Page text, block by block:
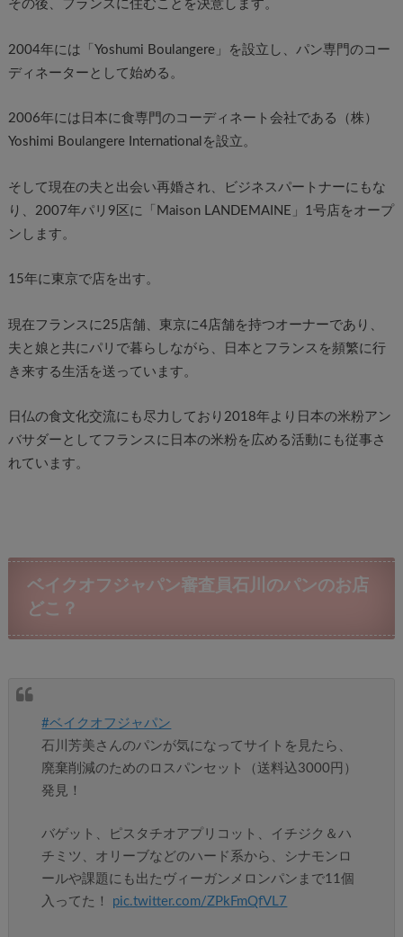
その後、フランスに住むことを決意します。
2004年には「Yoshumi Boulangere」を設立し、パン専門のコー
ディネーターとして始める。
2006年には日本に食専門のコーディネート会社である（株）
Yoshimi Boulangere Internationalを設立。
そして現在の夫と出会い再婚され、ビジネスパートナーにもな
り、2007年パリ9区に「Maison LANDEMAINE」1号店をオープ
ンします。
15年に東京で店を出す。
現在フランスに25店舗、東京に4店舗を持つオーナーであり、
夫と娘と共にパリで暮らしながら、日本とフランスを頻繁に行
き来する生活を送っています。
日仏の食文化交流にも尽力しており2018年より日本の米粉アン
バサダーとしてフランスに日本の米粉を広める活動にも従事さ
れています。
ベイクオフジャパン審査員石川のパンのお店
どこ？
#ベイクオフジャパン
石川芳美さんのパンが気になってサイトを見たら、
廃棄削減のためのロスパンセット（送料込3000円）
発見！
バゲット、ピスタチオアプリコット、イチジク＆ハ
チミツ、オリーブなどのハード系から、シナモンロ
ールや課題にも出たヴィーガンメロンパンまで11個
入ってた！ pic.twitter.com/ZPkFmQfVL7